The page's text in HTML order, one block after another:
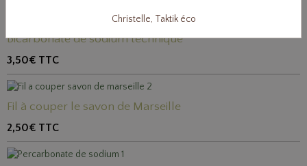
Bicarbonate de sodium technique
3,50€ TTC
Fil à couper le savon de Marseille
2,50€ TTC
Christelle, Taktik éco